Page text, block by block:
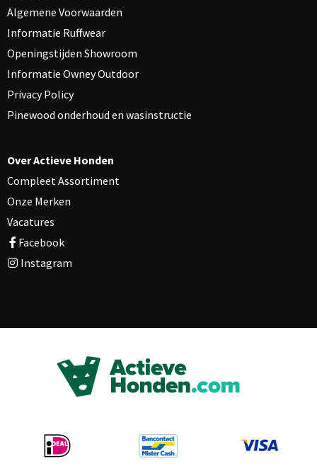
Algemene Voorwaarden
Informatie Ruffwear
Openingstijden Showroom
Informatie Owney Outdoor
Privacy Policy
Pinewood onderhoud en wasinstructie
Over Actieve Honden
Compleet Assortiment
Onze Merken
Vacatures
Facebook
Instagram